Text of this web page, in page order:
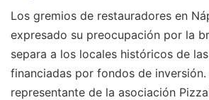
Los gremios de restauradores en
expresado su preocupación por la
separa a los locales históricos de
financiadas por fondos de
representante de la asociación